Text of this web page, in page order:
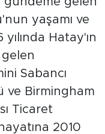
yaşamı ve
Hatay'ın
Sabancı
ve Birmingham
Ticaret
2010